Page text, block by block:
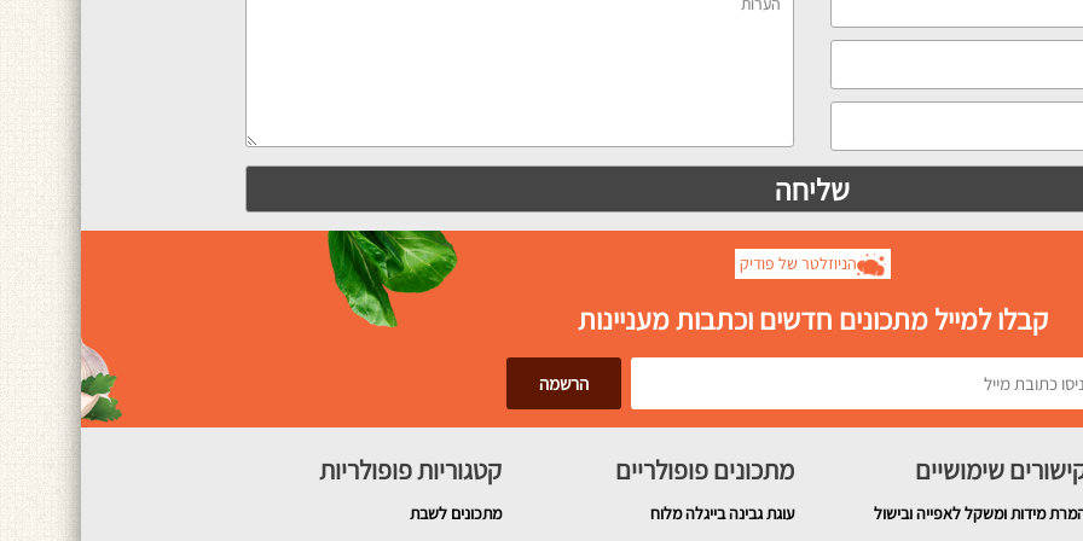
הניוזלטר של פודיק
קבלו למייל מתכונים חדשים וכתבות מעניינות
שימושיים
מידות ומשקל לאפייה ובישול
מתכונים פופולריים
עוגת גבינה בייגלה מלוח
קטגוריות פופולריות
מתכונים לשבת